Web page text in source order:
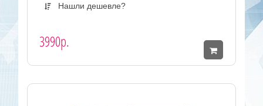
Нашли дешевле?
3990р.